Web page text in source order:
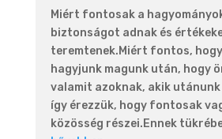
Miért fontosak a
biztonságot adnak és
teremtenek.Miért fontos,
hagyjunk magunk után, hogy
valamit azoknak, akik
így érezzük, hogy fontosak
közösség részei.Ennek